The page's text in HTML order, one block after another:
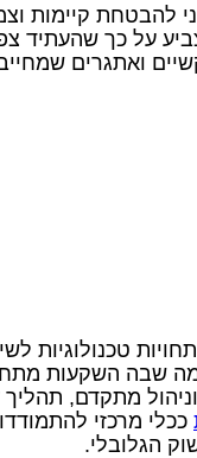
להבטחת קיימות
על כך שהעתיד
ואתגרים
טכנולוגיות
שבה השקעות
וניהול מתקדם,
ככלי מרכזי
הגלובלי.